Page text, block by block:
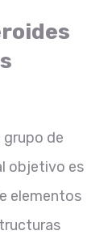
grupo de
objetivo es
elementos